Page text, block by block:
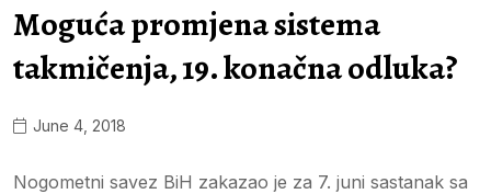
Moguća promjena sistema
takmičenja, 19. konačna odluka?
June 4, 2018
Nogometni savez BiH zakazao je za 7. juni sastanak sa